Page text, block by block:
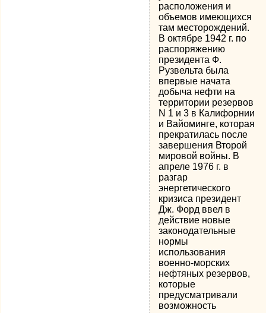
расположения и
объемов имеющихся
там месторождений.
В октябре 1942 г. по
распоряжению
президента Ф.
Рузвельта была
впервые начата
добыча нефти на
территории резервов
N 1 и 3 в Калифорнии
и Вайоминге, которая
прекратилась после
завершения Второй
мировой войны. В
апреле 1976 г. в
разгар
энергетического
кризиса президент
Дж. Форд ввел в
действие новые
законодательные
нормы
использования
военно-морских
нефтяных резервов,
которые
предусматривали
возможность